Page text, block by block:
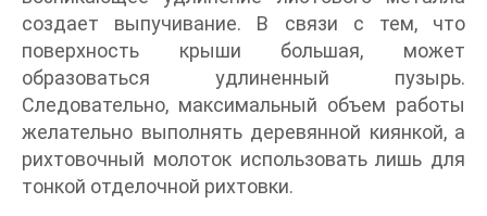
создает выпучивание. В связи с тем, что
поверхность крыши большая, может
образоваться удлиненный пузырь.
Следовательно, максимальный объем работы
желательно выполнять деревянной киянкой, а
рихтовочный молоток использовать лишь для
тонкой отделочной рихтовки.